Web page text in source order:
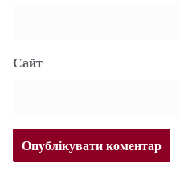
Сайт